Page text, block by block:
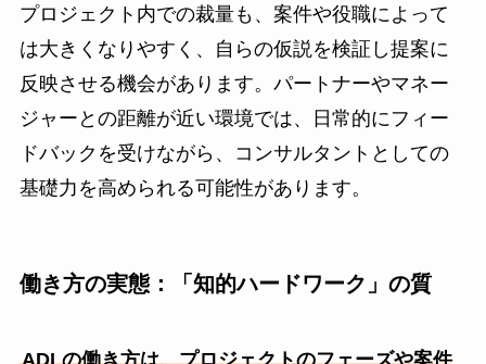
プロジェクト内での裁量も、案件や役職によって
は大きくなりやすく、自らの仮説を検証し提案に
反映させる機会があります。パートナーやマネー
ジャーとの距離が近い環境では、日常的にフィー
ドバックを受けながら、コンサルタントとしての
基礎力を高められる可能性があります。
働き方の実態：「知的ハードワーク」の質
ADLの働き方は、プロジェクトのフェーズや案件